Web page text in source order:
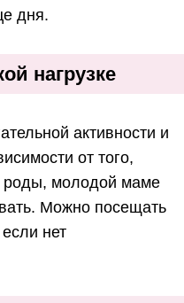
дня.
нагрузке
активности и
от того,
роды, молодой маме
Можно посещать
нет